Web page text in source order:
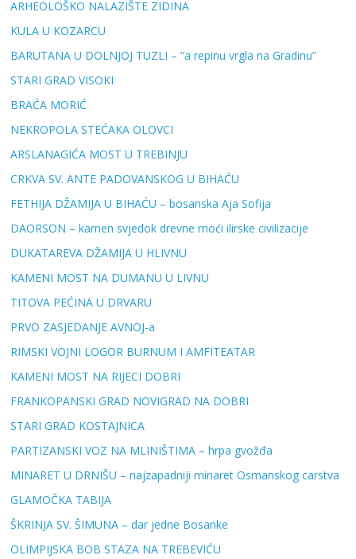
ARHEOLOŠKO NALAZIŠTE ZIDINA
KULA U KOZARCU
BARUTANA U DOLNJOJ TUZLI – “a repinu vrgla na Gradinu”
STARI GRAD VISOKI
BRAĆA MORIĆ
NEKROPOLA STEĆAKA OLOVCI
ARSLANAGIĆA MOST U TREBINJU
CRKVA SV. ANTE PADOVANSKOG U BIHAĆU
FETHIJA DŽAMIJA U BIHAĆU – bosanska Aja Sofija
DAORSON – kamen svjedok drevne moći ilirske civilizacije
DUKATAREVA DŽAMIJA U HLIVNU
KAMENI MOST NA DUMANU U LIVNU
TITOVA PEĆINA U DRVARU
PRVO ZASJEDANJE AVNOJ-a
RIMSKI VOJNI LOGOR BURNUM I AMFITEATAR
KAMENI MOST NA RIJECI DOBRI
FRANKOPANSKI GRAD NOVIGRAD NA DOBRI
STARI GRAD KOSTAJNICA
PARTIZANSKI VOZ NA MLINIŠTIMA – hrpa gvožđa
MINARET U DRNIŠU – najzapadniji minaret Osmanskog carstva
GLAMOČKA TABIJA
ŠKRINJA SV. ŠIMUNA – dar jedne Bosanke
OLIMPIJSKA BOB STAZA NA TREBEVIĆU